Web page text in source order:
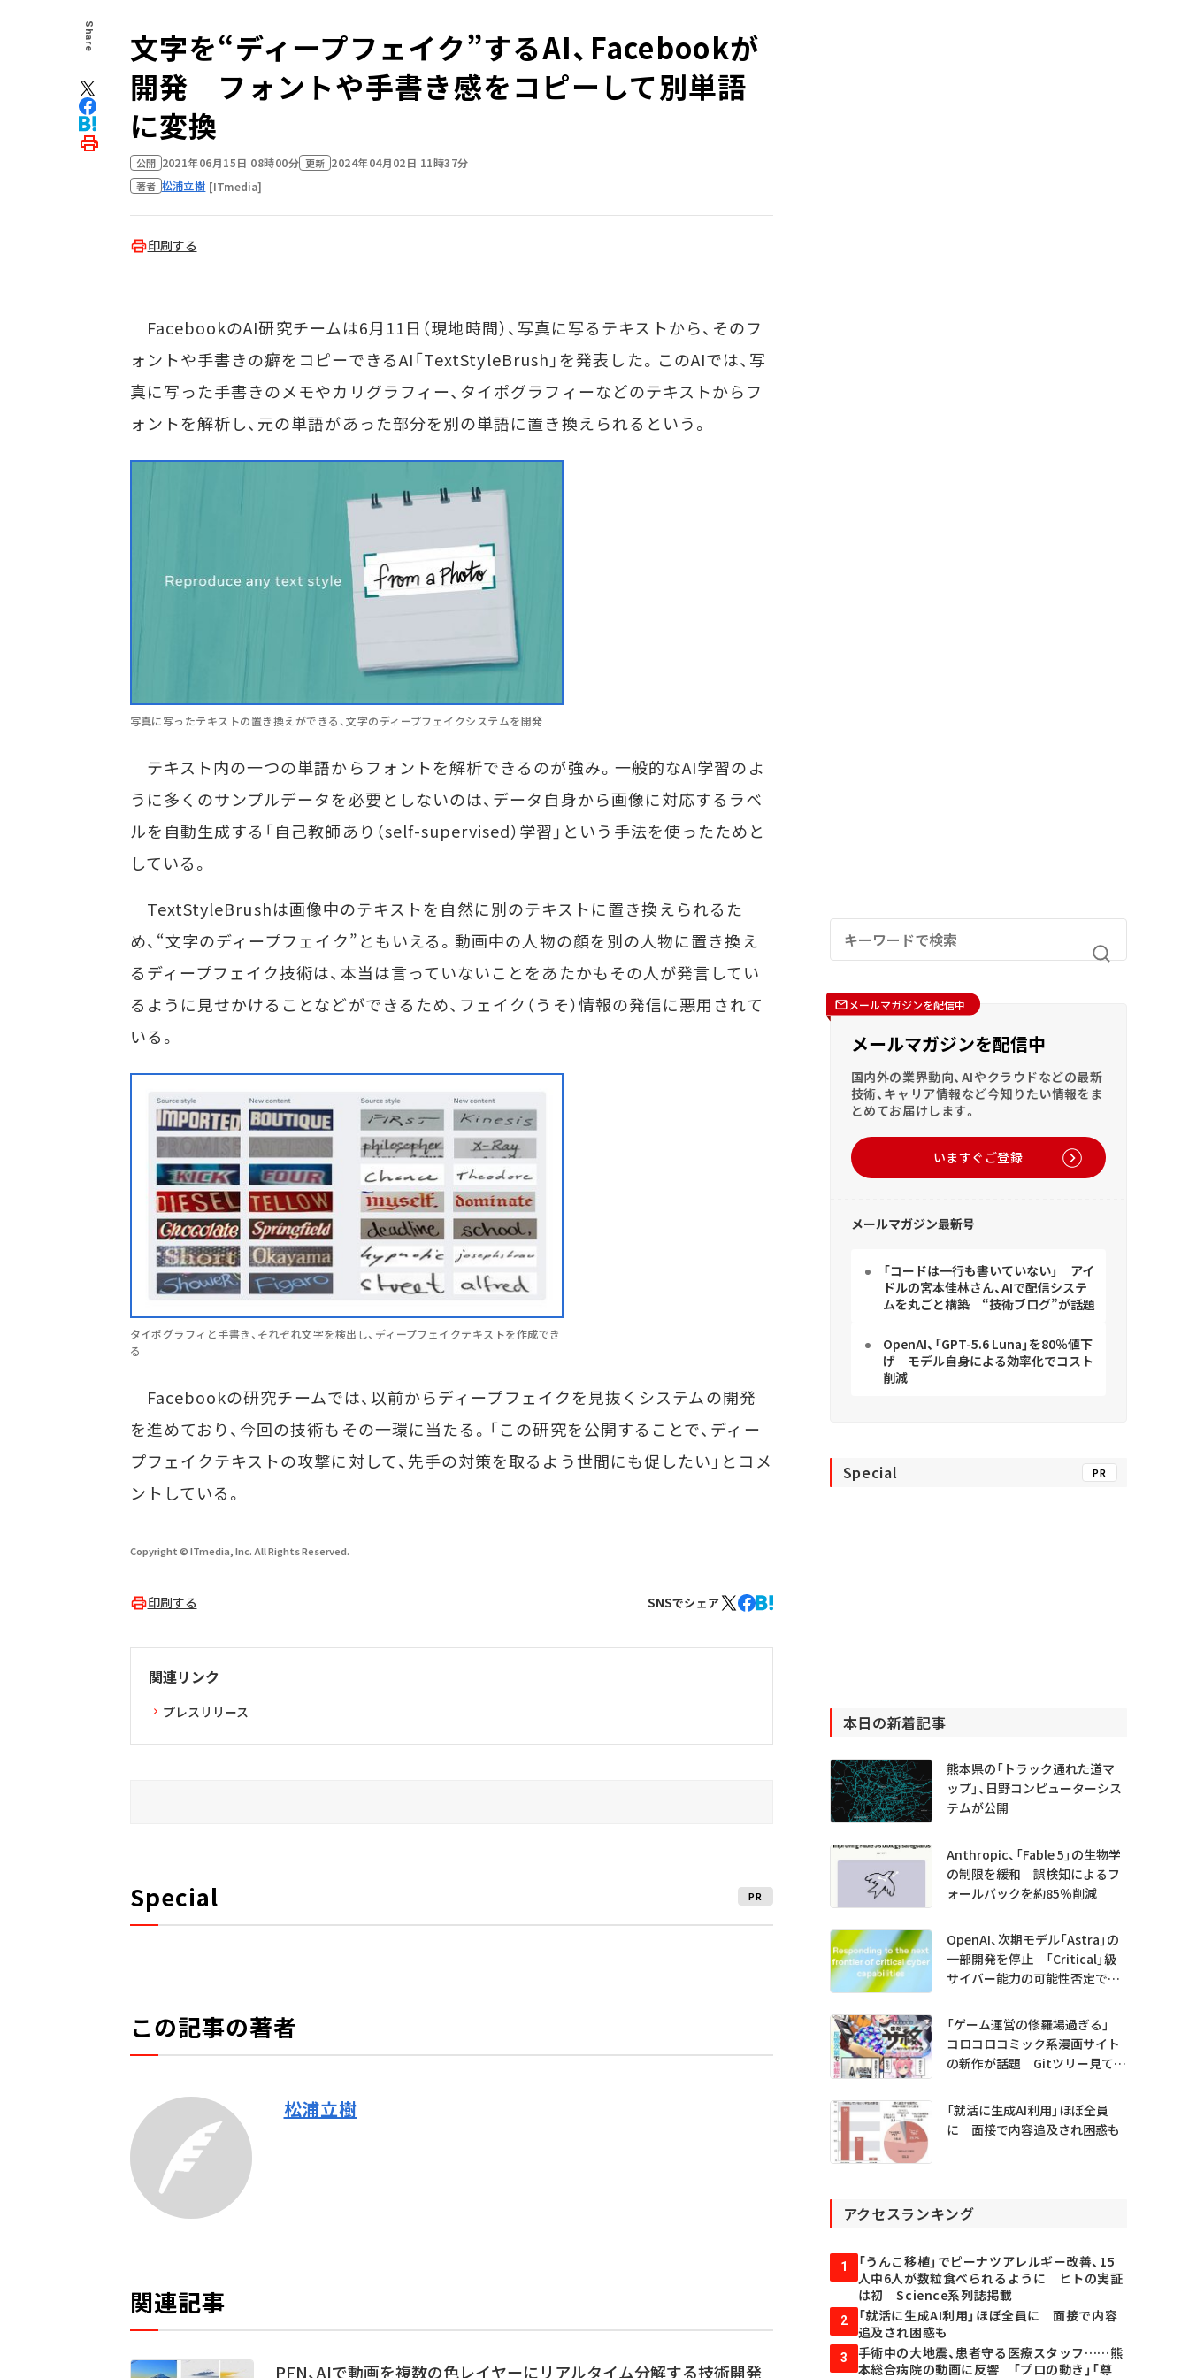
Share
文字を“ディープフェイク”するAI、Facebookが
開発 フォントや手書き感をコピーして別単語
に変換
公開 2021年06月15日 08時00分 更新 2024年04月02日 11時37分
著者 松浦立樹 [ITmedia]
印刷する
FacebookのAI研究チームは6月11日（現地時間）、写真に写るテキストから、そのフ
ォントや手書きの癖をコピーできるAI「TextStyleBrush」を発表した。このAIでは、写
真に写った手書きのメモやカリグラフィー、タイポグラフィーなどのテキストからフ
ォントを解析し、元の単語があった部分を別の単語に置き換えられるという。
写真に写ったテキストの置き換えができる、文字のディープフェイクシステムを開発
テキスト内の一つの単語からフォントを解析できるのが強み。一般的なAI学習のよ
うに多くのサンプルデータを必要としないのは、データ自身から画像に対応するラベ
ルを自動生成する「自己教師あり（self-supervised）学習」という手法を使ったためと
している。
TextStyleBrushは画像中のテキストを自然に別のテキストに置き換えられるた
め、“文字のディープフェイク”ともいえる。動画中の人物の顔を別の人物に置き換え
るディープフェイク技術は、本当は言っていないことをあたかもその人が発言してい
るように見せかけることなどができるため、フェイク（うそ）情報の発信に悪用されて
いる。
タイポグラフィと手書き、それぞれ文字を検出し、ディープフェイクテキストを作成でき
る
Facebookの研究チームでは、以前からディープフェイクを見抜くシステムの開発
を進めており、今回の技術もその一環に当たる。「この研究を公開することで、ディー
プフェイクテキストの攻撃に対して、先手の対策を取るよう世間にも促したい」とコメ
ントしている。
Copyright © ITmedia, Inc. All Rights Reserved.
印刷する SNSでシェア
関連リンク
プレスリリース
Special PR
この記事の著者
松浦立樹
関連記事
PFN、AIで動画を複数の色レイヤーにリアルタイム分解する技術開発
メールマガジンを配信中
メールマガジンを配信中
国内外の業界動向、AIやクラウドなどの最新
技術、キャリア情報など今知りたい情報をま
とめてお届けします。
いますぐご登録
メールマガジン最新号
「コードは一行も書いていない」 アイ
ドルの宮本佳林さん、AIで配信システ
ムを丸ごと構築 “技術ブログ”が話題
OpenAI、「GPT-5.6 Luna」を80％値下
げ モデル自身による効率化でコスト
削減
Special PR
本日の新着記事
熊本県の「トラック通れた道マ
ップ」、日野コンピューターシス
テムが公開
Anthropic、「Fable 5」の生物学
の制限を緩和 誤検知によるフ
ォールバックを約85％削減
OpenAI、次期モデル「Astra」の
一部開発を停止 「Critical」級
サイバー能力の可能性否定でき
「ゲーム運営の修羅場過ぎる」
コロコロコミック系漫画サイト
の新作が話題 Gitツリー見てガ
「就活に生成AI利用」ほぼ全員
に 面接で内容追及され困惑も
アクセスランキング
1
「うんこ移植」でピーナツアレルギー改善、15
人中6人が数粒食べられるように ヒトの実証
は初 Science系列誌掲載
2
「就活に生成AI利用」ほぼ全員に 面接で内容
追及され困惑も
3
手術中の大地震、患者守る医療スタッフ……熊
本総合病院の動画に反響 「プロの動き」「尊